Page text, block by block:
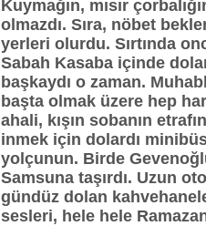
Kuymağın, mısır
olmazdı. Sıra, nöbet
yerleri olurdu. Sırtında
Sabah Kasaba içinde
başkaydı o zaman.
başta olmak üzere hep
ahali, kışın sobanın
inmek için dolardı
yolçunun. Birde
Samsuna taşırdı. Uzun
gündüz dolan
sesleri, hele hele